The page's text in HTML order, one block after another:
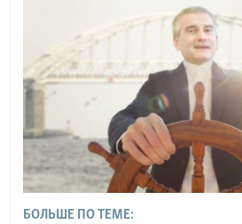
БОЛЬШЕ ПО ТЕМЕ: